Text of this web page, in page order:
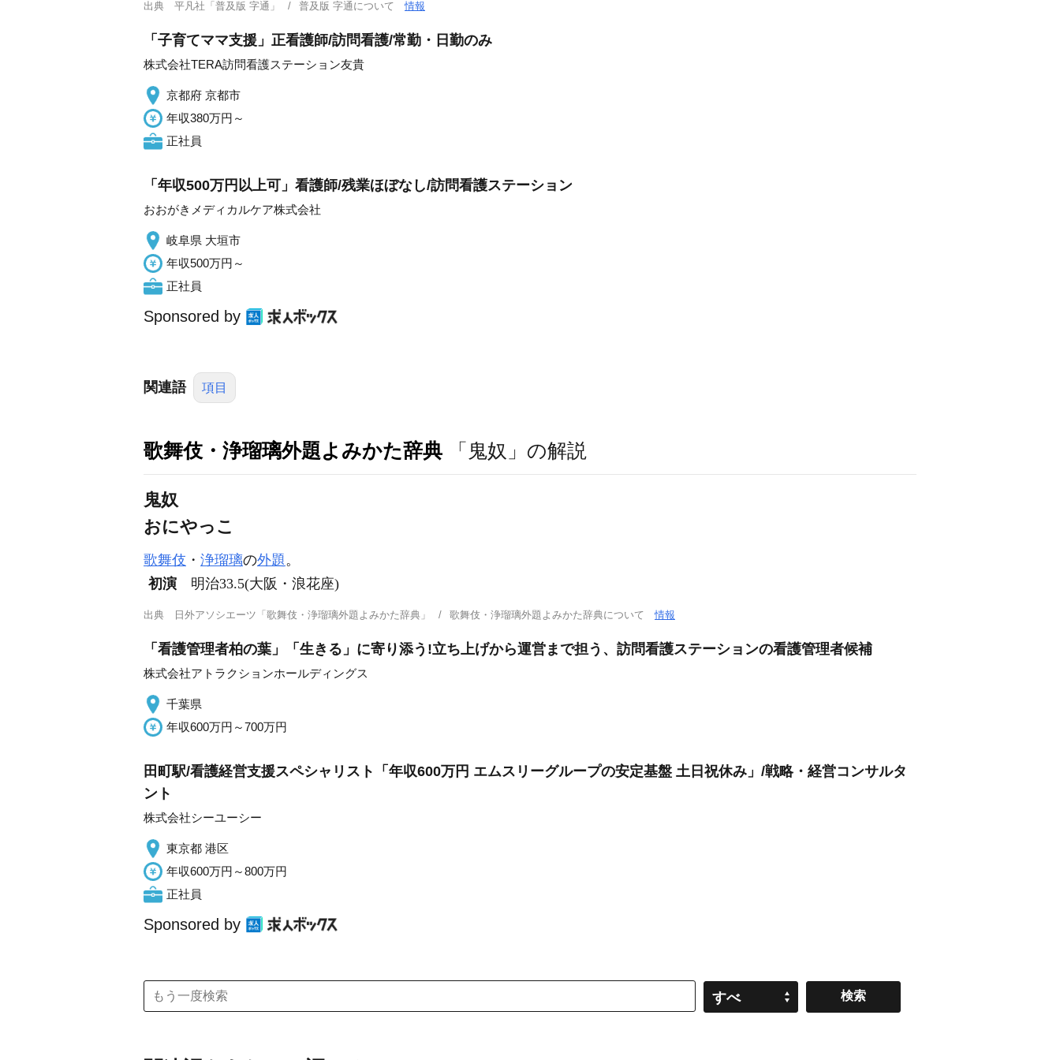
出典 平凡社「普及版 字通」 普及版 字通について情報
「子育てママ支援」正看護師/訪問看護/常勤・日勤のみ
株式会社TERA訪問看護ステーション友貴
京都府 京都市
年収380万円～
正社員
「年収500万円以上可」看護師/残業ほぼなし/訪問看護ステーション
おおがきメディカルケア株式会社
岐阜県 大垣市
年収500万円～
正社員
Sponsored by
関連語 項目
歌舞伎・浄瑠璃外題よみかた辞典 「鬼奴」の解説
鬼奴
おにやっこ
歌舞伎 ・ 浄瑠璃の外題 。
初演
明治33.5(大阪・浪花座)
出典 日外アソシエーツ「歌舞伎・浄瑠璃外題よみかた辞典」 歌舞伎・浄瑠璃外題よみかた辞典について情報
「看護管理者柏の葉」「生きる」に寄り添う!立ち上げから運営まで担う、訪問看護ステーションの看護管理者候補
株式会社アトラクションホールディングス
千葉県
年収600万円～700万円
田町駅/看護経営支援スペシャリスト「年収600万円 エムスリーグループの安定基盤 土日祝休み」/戦略・経営コンサルタ
ント
株式会社シーユーシー
東京都 港区
年収600万円～800万円
正社員
Sponsored by
すべ